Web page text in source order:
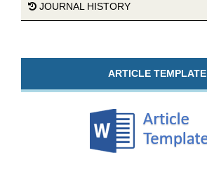
JOURNAL HISTORY
ARTICLE TEMPLATE